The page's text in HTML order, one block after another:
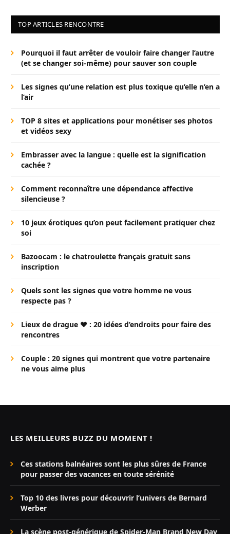
TOP ARTICLES RENCONTRE
Pourquoi il faut arrêter de vouloir faire changer l’autre
(et se changer soi-même) pour sauver son couple
Les signes qu’une relation est plus toxique qu’elle n’en a
l’air
TOP 8 sites et applications pour monétiser ses photos
et vidéos sexy
Embrasser avec la langue : quelle est la signification
cachée ?
Comment reconnaître une dépendance affective
silencieuse ?
10 jeux érotiques qu’on peut facilement pratiquer chez
soi
Bazoocam : le chatroulette français gratuit sans
inscription
Quels sont les signes que votre homme ne vous
respecte pas ?
Lieux de drague ❤️ : 20 idées d’endroits pour faire des
rencontres
Couple : 20 signes qui montrent que votre partenaire
ne vous aime plus
LES MEILLEURS BUZZ DU MOMENT !
Ces stations balnéaires sont les plus sûres de France
pour passer des vacances en toute sérénité
Top 10 des livres pour découvrir l’univers de Bernard
Werber
La scène post-générique de Spider-Man Brand New Day